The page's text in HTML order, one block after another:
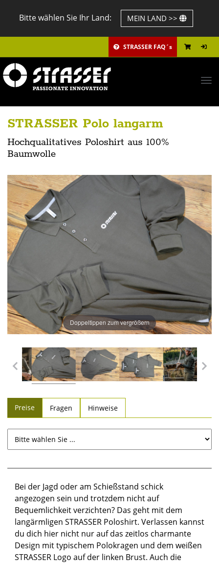
Bitte wählen Sie Ihr Land: MEIN LAND >>
STRASSER FAQ´s
STRASSER Polo langarm
Hochqualitatives Poloshirt aus 100%
Baumwolle
Doppeltippen zum vergrößern
Preise Fragen Hinweise
Bei der Jagd oder am Schießstand schick
angezogen sein und trotzdem nicht auf
Bequemlichkeit verzichten? Das geht mit dem
langärmligen STRASSER Poloshirt. Verlassen kannst
du dich hier nicht nur auf das zeitlos charmante
Design mit typischem Polokragen und dem weißen
STRASSER Logo auf der linken Brust. Auch die